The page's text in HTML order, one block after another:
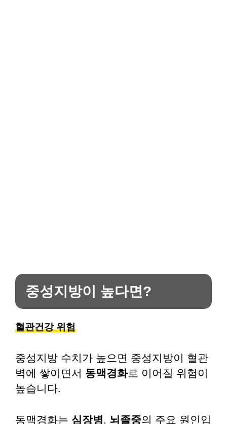
중성지방이 높다면?
혈관건강 위험
중성지방 수치가 높으면 중성지방이 혈관
벽에 쌓이면서 동맥경화로 이어질 위험이
높습니다.
동맥경화는 심장병 뇌졸중의 주요 원인입